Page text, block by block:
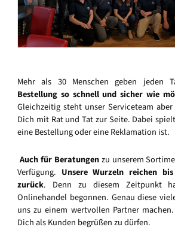
Mehr als 30 Menschen geben jeden
Bestellung so schnell und sicher wie
Gleichzeitig steht unser Serviceteam
Dich mit Rat und Tat zur Seite. Dabei
eine Bestellung oder eine Reklamation ist.
Auch für Beratungenzu unserem
Verfügung. Unsere Wurzeln reichen
zurück. Denn zu diesem Zeitpunkt
Onlinehandel begonnen. Genau diese
uns zu einem wertvollen Partner
Dich als Kunden begrüßen zu dürfen.